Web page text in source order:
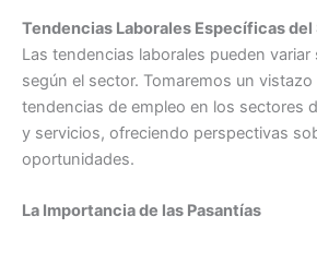
Tendencias Laborales Específicas
Las tendencias laborales pueden
según el sector. Tomaremos un
tendencias de empleo en los sectores
y servicios, ofreciendo perspectivas
oportunidades.
La Importancia de las Pasantías